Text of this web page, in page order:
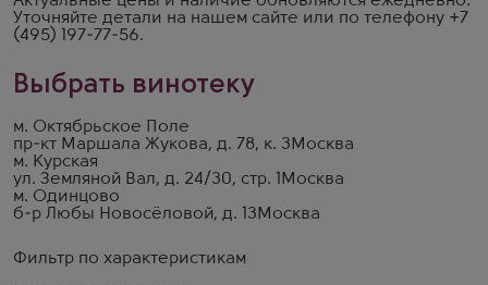
Фильтр по характеристикам
Уточняйте детали на нашем сайте или по телефону +7
(495) 197-77-56.
Выбрать винотеку
м. Октябрьское Поле
пр-кт Маршала Жукова, д. 78, к. 3 Москва
м. Курская
ул. Земляной Вал, д. 24/30, стр. 1
Москва
м. Одинцово
б-р Любы Новосёловой, д. 13 Москва